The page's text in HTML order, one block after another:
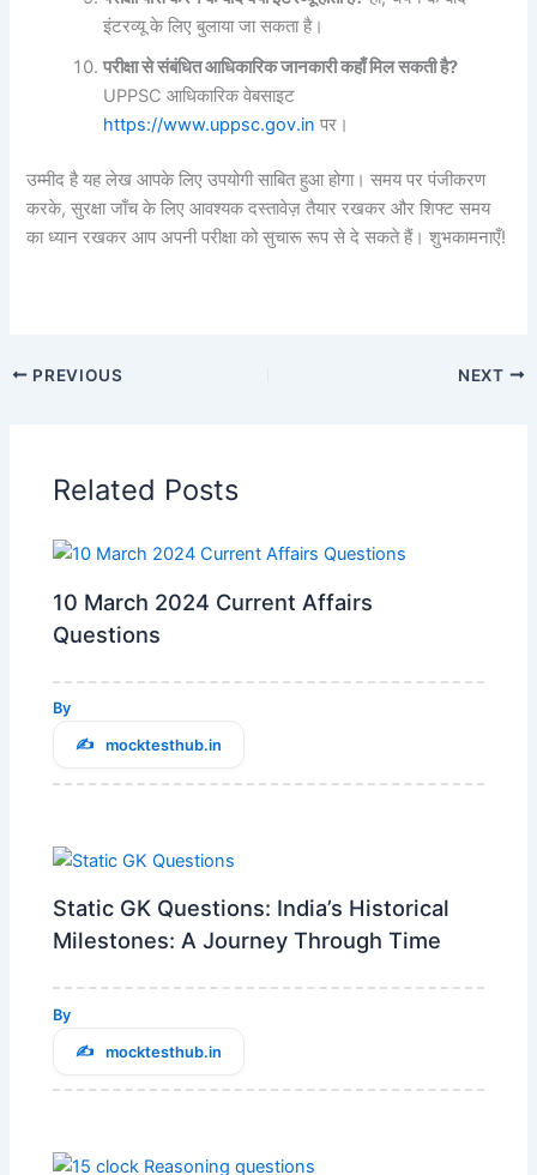
इंटरव्यू के लिए बुलाया जा सकता है।
परीक्षा से संबंधित आधिकारिक जानकारी कहाँ मिल सकती है?
UPPSC आधिकारिक वेबसाइट
https://www.uppsc.gov.in पर।
उम्मीद है यह लेख आपके लिए उपयोगी साबित हुआ होगा। समय पर पंजीकरण
करके, सुरक्षा जाँच के लिए आवश्यक दस्तावेज़ तैयार रखकर और शिफ्ट समय
का ध्यान रखकर आप अपनी परीक्षा को सुचारू रूप से दे सकते हैं। शुभकामनाएँ!
PREVIOUS NEXT
Related Posts
10 March 2024 Current Affairs
Questions
By
mocktesthub.in
Static GK Questions: India’s Historical
Milestones: A Journey Through Time
By
mocktesthub.in